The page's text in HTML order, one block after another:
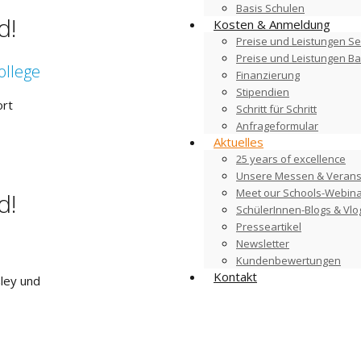
Basis Schulen
Kosten & Anmeldung
Preise und Leistungen
Preise und Leistungen
Finanzierung
Stipendien
Schritt für Schritt
Anfrageformular
Aktuelles
25 years of excellence
Unsere Messen &
Meet our Schools-
SchülerInnen-Blogs &
Presseartikel
Newsletter
Kundenbewertungen
Kontakt
und